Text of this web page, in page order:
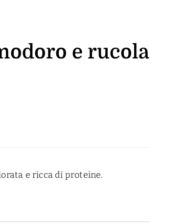
e rucola
e ricca di proteine.